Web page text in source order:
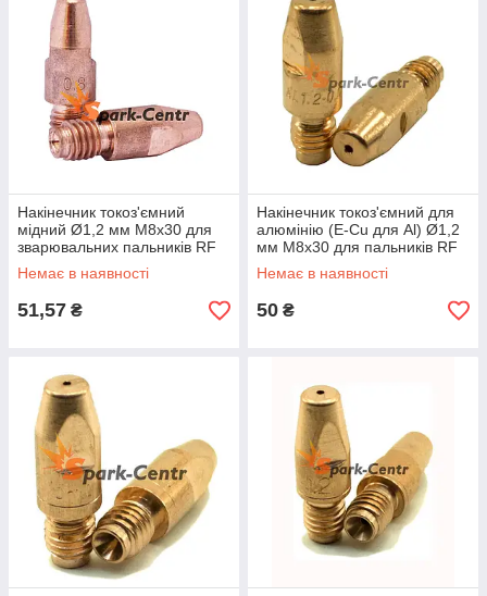
Накінечник токоз'ємний
мідний Ø1,2 мм М8х30 для
зварювальних пальників RF
GRIP 45 (MIG/MAG)
Немає в наявності
51,57 ₴
Накінечник токоз'ємний для
алюмінію (E-Cu для Al) Ø1,2
мм М8х30 для пальників RF
GRIP 45 (MIG/MAG)
Немає в наявності
50 ₴